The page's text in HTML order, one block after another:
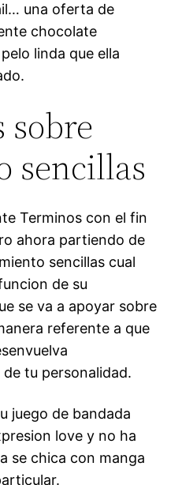
una oferta de
chocolate
linda que ella
sobre
sencillas
Terminos con el fin
ahora partiendo de
sencillas cual
de su
se va a apoyar sobre
referente a que
tu personalidad.
juego de bandada
love y no ha
se chica con manga